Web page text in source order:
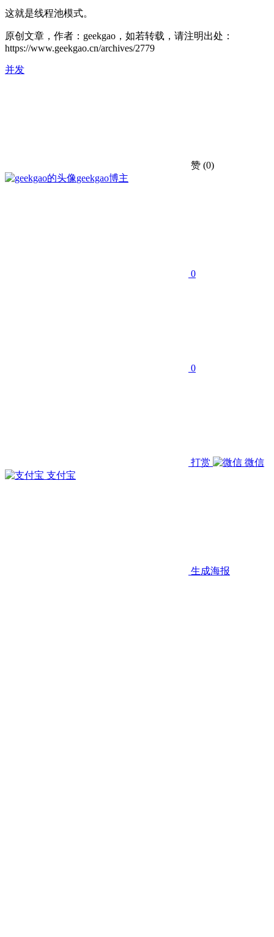
这就是线程池模式。
原创文章，作者：geekgao，如若转载，请注明出处：
https://www.geekgao.cn/archives/2779
并发
赞 (0)
geekgao博主
0
0
打赏
微信
支付宝
生成海报